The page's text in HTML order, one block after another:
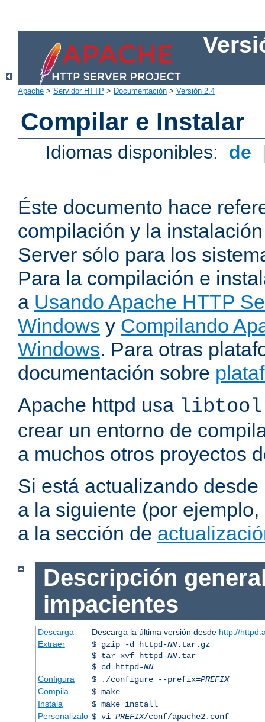
Apache > Servidor HTTP > Documentación > Versión 2.4
Compilar e Instalar
Idiomas disponibles: de
Éste documento hace
compilación y la
Server sólo para los
Para la compilación e
a Usando Apache HTTP
Windows y Compilando
Windows. Para otras
documentación sobre
Apache httpd usa libtool
crear un entorno de
a muchos otros proyectos
Si está actualizando
a la siguiente (por
a la sección de
Descripción
impacientes
Descarga Descarga la última versión desde http://
Extraer
$ gzip -d httpd-NN.tar.gz
$ tar xvf httpd-NN.tar
$ cd httpd-NN
Configura
$ ./configure --prefix=PREFIX
Compila
$ make
Instala
$ make install
Personalizalo $ vi PREFIX/conf/apache2.conf